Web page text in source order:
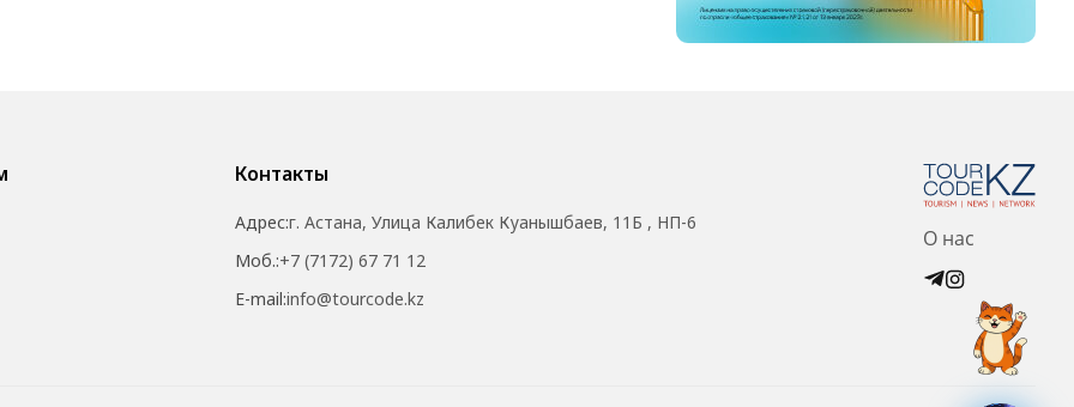
Контакты
Адрес:г. Астана, Улица Калибек Куанышбаев, 11Б , НП-6
Моб.:+7 (7172) 67 71 12
E-mail:info@tourcode.kz
О нас